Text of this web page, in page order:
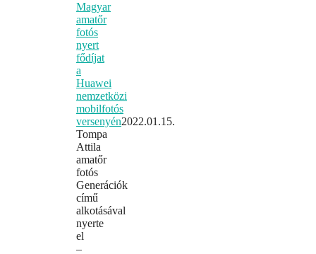
Magyar
amatőr
fotós
nyert
fődíjat
a
Huawei
nemzetközi
mobilfotós
versenyén2022.01.15.
Tompa
Attila
amatőr
fotós
Generációk
című
alkotásával
nyerte
el
–